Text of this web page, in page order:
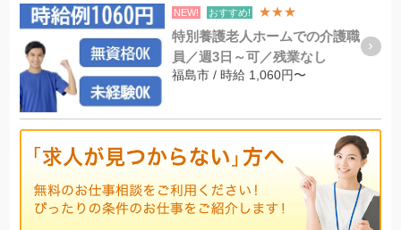
NEW! おすすめ! ★★★
特別養護老人ホームでの介護職
員／週3日～可／残業なし
福島市 / 時給 1,060円〜